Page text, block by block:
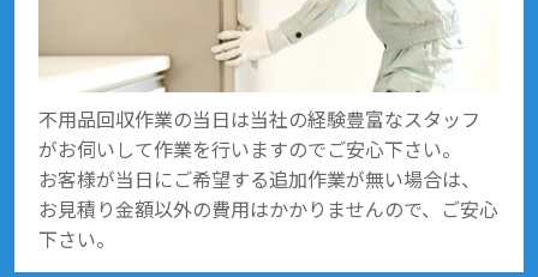
不用品回収作業の当日は当社の経験豊富なスタッフ
がお伺いして作業を行いますのでご安心下さい。
お客様が当日にご希望する追加作業が無い場合は、
お見積り金額以外の費用はかかりませんので、ご安心
下さい。